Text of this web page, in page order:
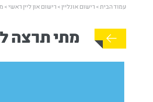
עמוד הבית >רישום אונליין>רישום און ליין ראשי>
מתי תרצה